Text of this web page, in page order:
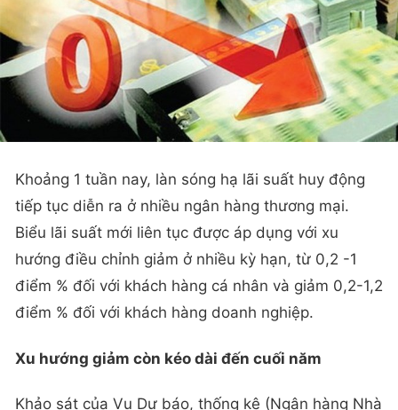
Khoảng 1 tuần nay, làn sóng hạ lãi suất huy động
tiếp tục diễn ra ở nhiều ngân hàng thương mại.
Biểu lãi suất mới liên tục được áp dụng với xu
hướng điều chỉnh giảm ở nhiều kỳ hạn, từ 0,2 -1
điểm % đối với khách hàng cá nhân và giảm 0,2-1,2
điểm % đối với khách hàng doanh nghiệp.
Xu hướng giảm còn kéo dài đến cuối năm
Khảo sát của Vụ Dự báo, thống kê (Ngân hàng Nhà